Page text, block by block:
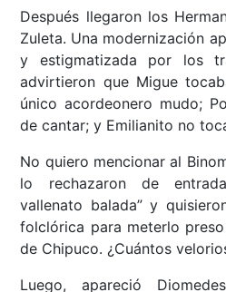
Después llegaron los
Zuleta. Una modernización
y estigmatizada por los
advirtieron que Migue
único acordeonero mudo;
de cantar; y Emilianito no
No quiero mencionar al
lo rechazaron de
vallenato balada” y
folclórica para meterlo
de Chipuco. ¿Cuántos
Luego, apareció